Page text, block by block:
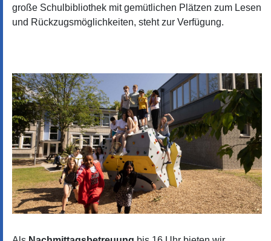
große Schulbibliothek mit gemütlichen Plätzen zum Lesen
und Rückzugsmöglichkeiten, steht zur Verfügung.